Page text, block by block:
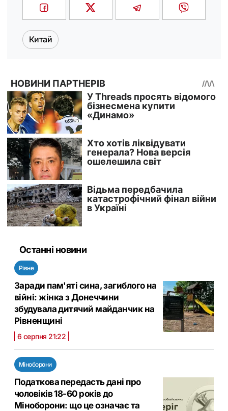
Китай
Останні новини
Рівне
Заради пам'яті сина, загиблого на
війні: жінка з Донеччини
збудувала дитячий майданчик на
Рівненщині
6 серпня 21:22
Міноборони
Податкова передасть дані про
чоловіків 18-60 років до
Міноборони: що це означає та